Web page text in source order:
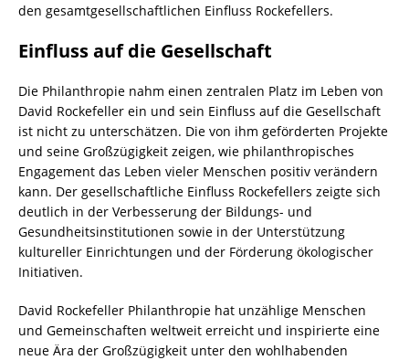
den gesamtgesellschaftlichen Einfluss Rockefellers.
Einfluss auf die Gesellschaft
Die Philanthropie nahm einen zentralen Platz im Leben von
David Rockefeller ein und sein Einfluss auf die Gesellschaft
ist nicht zu unterschätzen. Die von ihm geförderten Projekte
und seine Großzügigkeit zeigen, wie philanthropisches
Engagement das Leben vieler Menschen positiv verändern
kann. Der gesellschaftliche Einfluss Rockefellers zeigte sich
deutlich in der Verbesserung der Bildungs- und
Gesundheitsinstitutionen sowie in der Unterstützung
kultureller Einrichtungen und der Förderung ökologischer
Initiativen.
David Rockefeller Philanthropie hat unzählige Menschen
und Gemeinschaften weltweit erreicht und inspirierte eine
neue Ära der Großzügigkeit unter den wohlhabenden